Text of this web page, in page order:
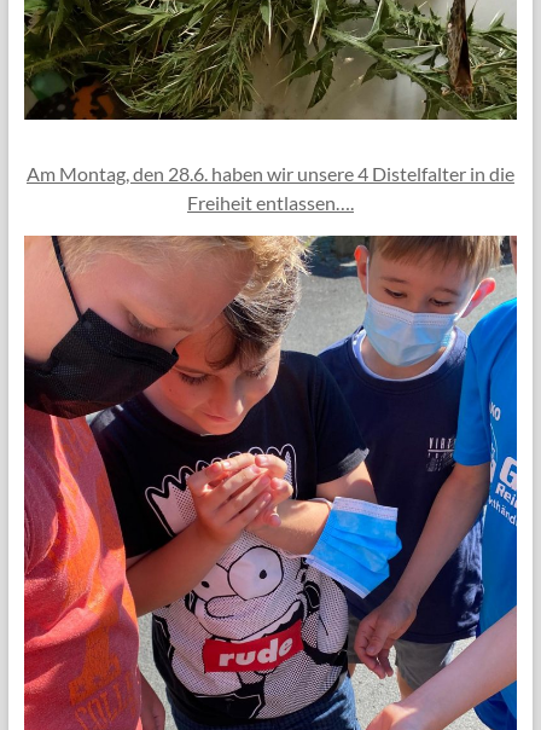
Am Montag, den 28.6. haben wir unsere 4 Distelfalter in die
Freiheit entlassen….